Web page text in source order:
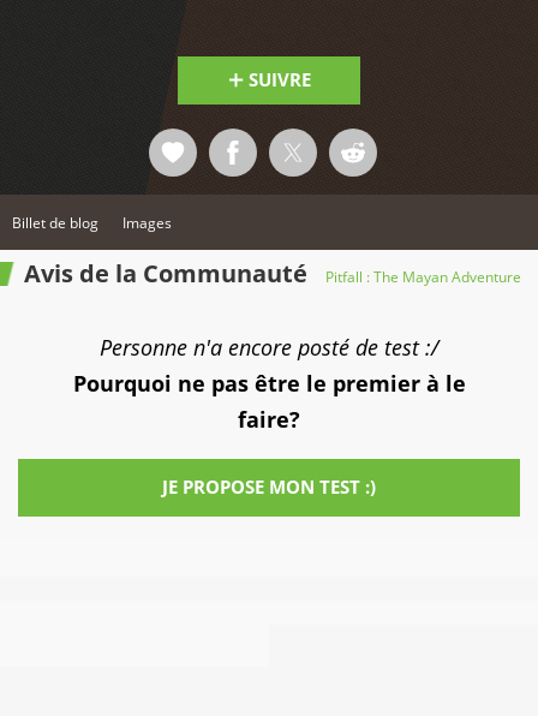
SUIVRE
Billet de blog Images
Avis de la Communauté Pitfall : The Mayan Adventure
Personne n'a encore posté de test :/
Pourquoi ne pas être le premier à le
faire?
JE PROPOSE MON TEST :)